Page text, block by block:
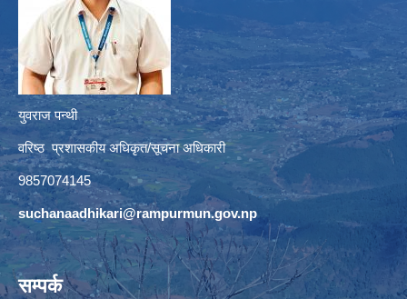
युवराज पन्थी
वरिष्ठ प्रशासकीय अधिकृत/सूचना अधिकारी
9857074145
suchanaadhikari@rampurmun.gov.np
सम्पर्क